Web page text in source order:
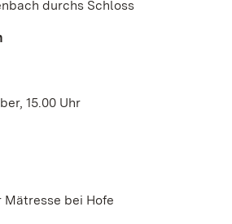
durchs Schloss
15.00 Uhr
Mätresse bei Hofe